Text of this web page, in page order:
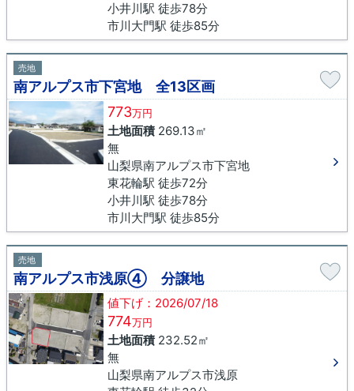
小井川駅 徒歩78分
市川大門駅 徒歩85分
売地
南アルプス市下宮地 全13区画
773万円
土地面積269.13㎡
無
山梨県南アルプス市下宮地
東花輪駅 徒歩72分
小井川駅 徒歩78分
市川大門駅 徒歩85分
売地
南アルプス市浅原④ 分譲地
値下げ：2026/07/18
774万円
土地面積232.52㎡
無
山梨県南アルプス市浅原